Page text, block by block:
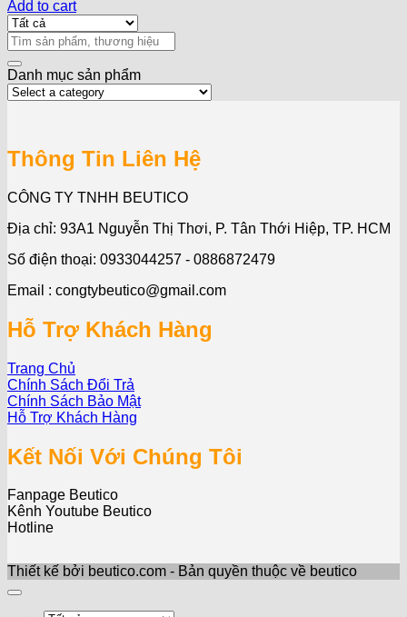
Add to cart
Search
for:
Danh mục sản phẩm
Thông Tin Liên Hệ
CÔNG TY TNHH BEUTICO
Địa chỉ: 93A1 Nguyễn Thị Thơi, P. Tân Thới Hiệp, TP. HCM
Số điện thoại: 0933044257 - 0886872479
Email : congtybeutico@gmail.com
Hỗ Trợ Khách Hàng
Trang Chủ
Chính Sách Đổi Trả
Chính Sách Bảo Mật
Hỗ Trợ Khách Hàng
Kết Nối Với Chúng Tôi
Fanpage Beutico
Kênh Youtube Beutico
Hotline
Thiết kế bởi beutico.com - Bản quyền thuộc về beutico